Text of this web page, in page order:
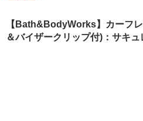
【Bath&BodyWorks】カーフ
＆バイザークリップ付)：サキュ